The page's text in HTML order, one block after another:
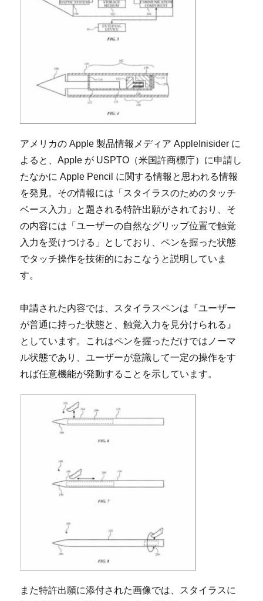
アメリカの Apple 製品情報メディア AppleInisider に
よると、Apple が USPTO（米国許商標庁）に申請し
たなかに Apple Pencil に関する情報と思われる情報
を発見。その情報には「スタイラスのためのタッチ
ベース入力」と題される特許出願がされており、そ
の内容には「ユーザーの自然なグリップ位置で触覚
入力を受けつける」としており、ペンを握った状態
でタッチ操作を技術的におこなうと説明していま
す。
申請された内容では、スタイラスペンは『ユーザー
が普通に持った状態と、触覚入力を見分けられる』
としています。これはペンを握っただけではノーマ
ル状態であり、ユーザーが意識して一定の操作をす
れば任意機能が発動することを示しています。
また特許出願に添付された画像では、スタイラスに